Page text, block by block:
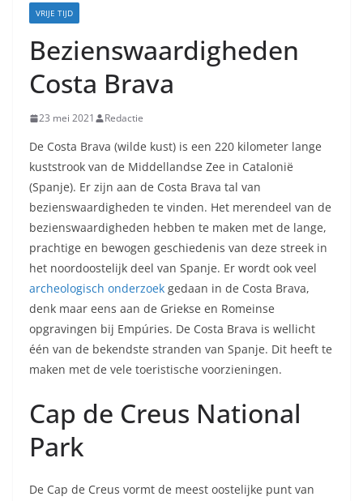
VRIJE TIJD
Bezienswaardigheden
Costa Brava
23 mei 2021 Redactie
De Costa Brava (wilde kust) is een 220 kilometer lange
kuststrook van de Middellandse Zee in Catalonië
(Spanje). Er zijn aan de Costa Brava tal van
bezienswaardigheden te vinden. Het merendeel van de
bezienswaardigheden hebben te maken met de lange,
prachtige en bewogen geschiedenis van deze streek in
het noordoostelijk deel van Spanje. Er wordt ook veel
archeologisch onderzoek gedaan in de Costa Brava,
denk maar eens aan de Griekse en Romeinse
opgravingen bij Empúries. De Costa Brava is wellicht
één van de bekendste stranden van Spanje. Dit heeft te
maken met de vele toeristische voorzieningen.
Cap de Creus National
Park
De Cap de Creus vormt de meest oostelijke punt van